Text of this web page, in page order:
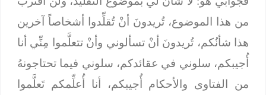
من هذا الموضوع، تُريدونَ أنْ تُقلِّدوا أشخاصاً آخرين
هذا شأنُكم، تُريدونَ أنْ تسألوني وأنْ تتعلَّموا مِنِّي أنا
أُجيبكم، سلوني في عقائدكم، سلوني فيما تحتاجونهُ
من الفتاوى والأحكام أُجيبكم، أنا أُعلِّمكم تَعلَّموا